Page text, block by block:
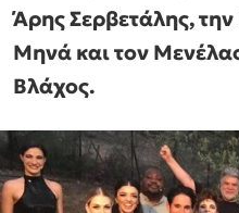
Άρης Σερβετάλης,
Μηνά και τον
Βλάχος.